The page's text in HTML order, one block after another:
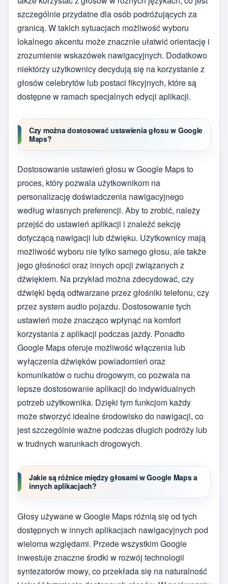
szczególnie przydatne dla osób podróżujących za
granicą. W takich sytuacjach możliwość wyboru
lokalnego akcentu może znacznie ułatwić orientację i
zrozumienie wskazówek nawigacyjnych. Dodatkowo
niektórzy użytkownicy decydują się na korzystanie z
głosów celebrytów lub postaci fikcyjnych, które są
dostępne w ramach specjalnych edycji aplikacji.
Czy można dostosować ustawienia głosu w Google
Maps?
Dostosowanie ustawień głosu w Google Maps to
proces, który pozwala użytkownikom na
personalizację doświadczenia nawigacyjnego
według własnych preferencji. Aby to zrobić, należy
przejść do ustawień aplikacji i znaleźć sekcję
dotyczącą nawigacji lub dźwięku. Użytkownicy mają
możliwość wyboru nie tylko samego głosu, ale także
jego głośności oraz innych opcji związanych z
dźwiękiem. Na przykład można zdecydować, czy
dźwięki będą odtwarzane przez głośniki telefonu, czy
przez system audio pojazdu. Dostosowanie tych
ustawień może znacząco wpłynąć na komfort
korzystania z aplikacji podczas jazdy. Ponadto
Google Maps oferuje możliwość włączenia lub
wyłączenia dźwięków powiadomień oraz
komunikatów o ruchu drogowym, co pozwala na
lepsze dostosowanie aplikacji do indywidualnych
potrzeb użytkownika. Dzięki tym funkcjom każdy
może stworzyć idealne środowisko do nawigacji, co
jest szczególnie ważne podczas długich podróży lub
w trudnych warunkach drogowych.
Jakie są różnice między głosami w Google Maps a
innych aplikacjach?
Głosy używane w Google Maps różnią się od tych
dostępnych w innych aplikacjach nawigacyjnych pod
wieloma względami. Przede wszystkim Google
inwestuje znaczne środki w rozwój technologii
syntezatorów mowy, co przekłada się na naturalność